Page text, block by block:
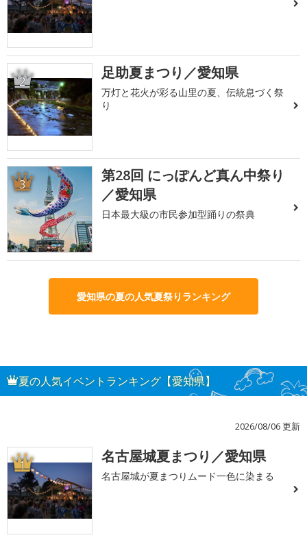
2 足助夏まつり／愛知県
万灯と花火が彩る山里の夏、伝統息づく祭
り
3
第28回 にっぽんど真ん中祭り
／愛知県
日本最大級の市民参加型踊りの祭典
愛知県の夏の人気夏祭りランキング
夏の人気イベントランキング【愛知県】
2026/08/06 更新
1 名古屋城夏まつり／愛知県
名古屋城が夏まつりムード一色に染まる